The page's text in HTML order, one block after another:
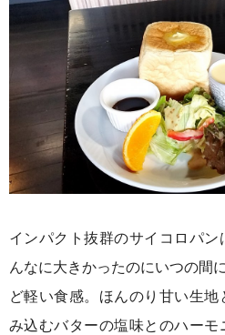
インパクト抜群のサイコロパ
んなに大きかったのにいつの間
ど軽い食感。ほんのり甘い生
み込むバターの塩味とのハーモ